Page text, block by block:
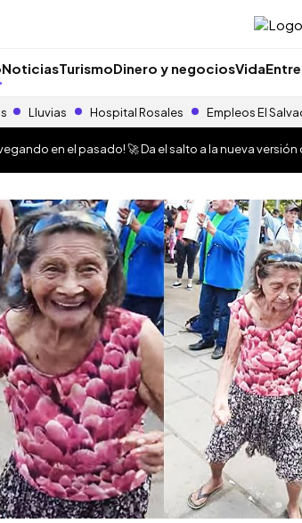
NoticiasTurismoDinero y negociosVida
Lluvias Hospital Rosales Empleos El
en el pasado! 🚀 Da el salto a la nueva versión